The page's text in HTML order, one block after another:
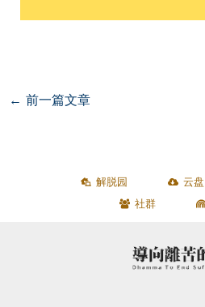
← 前一篇文章
解脱园 云盘
社群